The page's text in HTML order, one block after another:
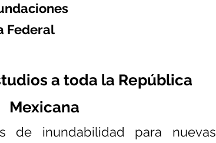
Federal
a toda la República
Mexicana
de inundabilidad para nuevas